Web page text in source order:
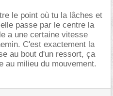
le point où tu la lâches et
passe par le centre la
a une certaine vitesse
C'est exactement la
au bout d'un ressort, ça
au milieu du mouvement.